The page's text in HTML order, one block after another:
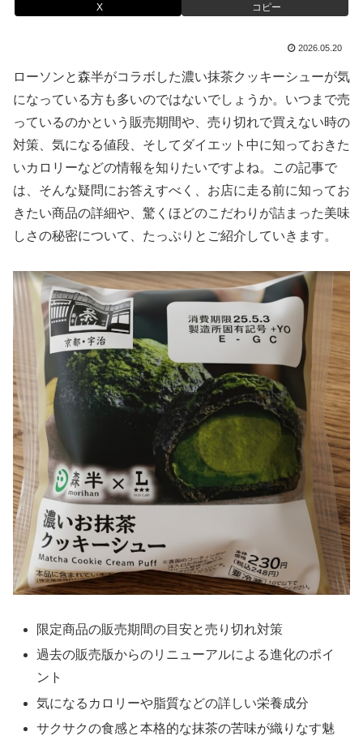
X コピー
2026.05.20
ローソンと森半がコラボした濃い抹茶クッキーシューが気
になっている方も多いのではないでしょうか。いつまで売
っているのかという販売期間や、売り切れで買えない時の
対策、気になる値段、そしてダイエット中に知っておきた
いカロリーなどの情報を知りたいですよね。この記事で
は、そんな疑問にお答えすべく、お店に走る前に知ってお
きたい商品の詳細や、驚くほどのこだわりが詰まった美味
しさの秘密について、たっぷりとご紹介していきます。
限定商品の販売期間の目安と売り切れ対策
過去の販売版からのリニューアルによる進化のポイ
ント
気になるカロリーや脂質などの詳しい栄養成分
サクサクの食感と本格的な抹茶の苦味が織りなす魅